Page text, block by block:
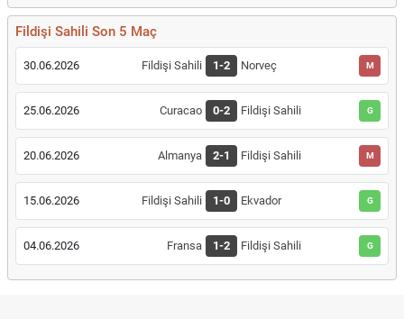
Fildişi Sahili Son 5 Maç
30.06.2026 Fildişi Sahili 1-2 Norveç M
25.06.2026 Curacao 0-2 Fildişi Sahili G
20.06.2026 Almanya 2-1 Fildişi Sahili M
15.06.2026 Fildişi Sahili 1-0 Ekvador G
04.06.2026 Fransa 1-2 Fildişi Sahili G